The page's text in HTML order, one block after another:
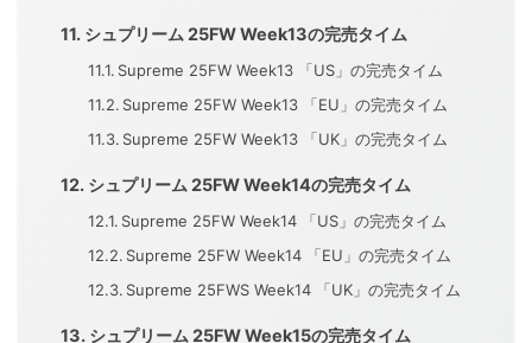
シュプリーム 25FW Week13の完売タイム
Supreme 25FW Week13 「US」の完売タイム
Supreme 25FW Week13 「EU」の完売タイム
Supreme 25FW Week13 「UK」の完売タイム
シュプリーム 25FW Week14の完売タイム
Supreme 25FW Week14 「US」の完売タイム
Supreme 25FW Week14 「EU」の完売タイム
Supreme 25FWS Week14 「UK」の完売タイム
シュプリーム 25FW Week15の完売タイム